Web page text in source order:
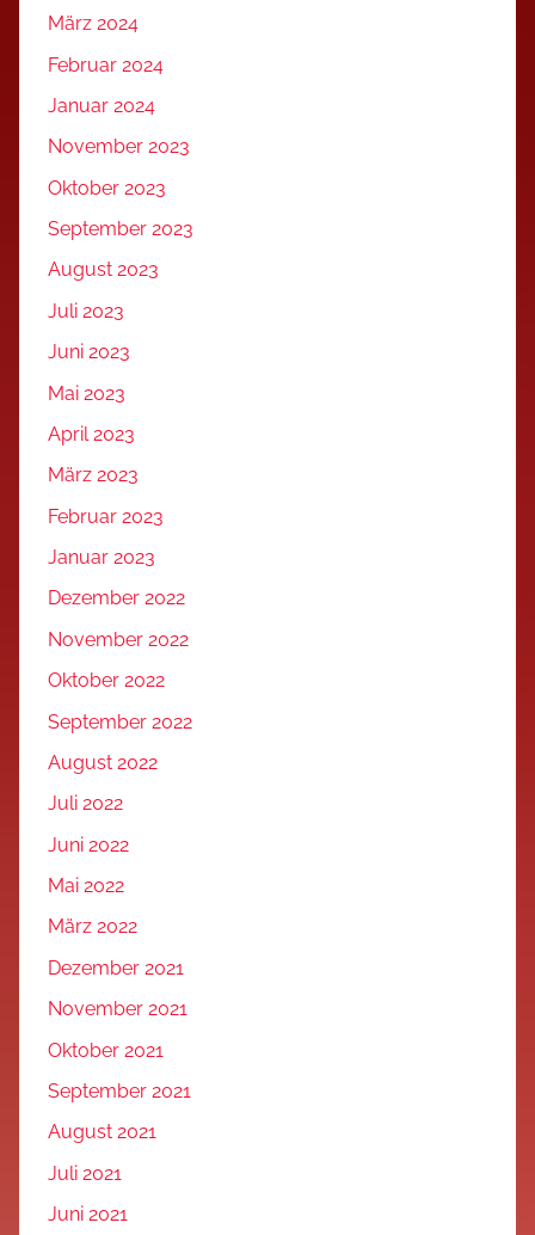
März 2024
Februar 2024
Januar 2024
November 2023
Oktober 2023
September 2023
August 2023
Juli 2023
Juni 2023
Mai 2023
April 2023
März 2023
Februar 2023
Januar 2023
Dezember 2022
November 2022
Oktober 2022
September 2022
August 2022
Juli 2022
Juni 2022
Mai 2022
März 2022
Dezember 2021
November 2021
Oktober 2021
September 2021
August 2021
Juli 2021
Juni 2021